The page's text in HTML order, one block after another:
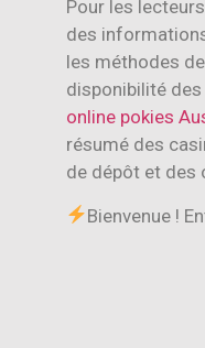
Pour les
des
les méthodes
disponibilité
online pokies
résumé des
de dépôt et des
Bienvenue !